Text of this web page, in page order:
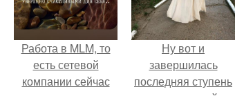
Работа в MLM, то
есть сетевой
компании сейчас
Ну вот и
завершилась
последняя ступень